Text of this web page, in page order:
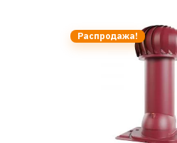
Распродажа!